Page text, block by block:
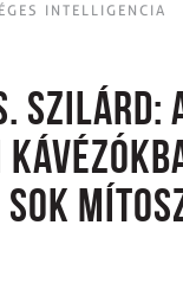
INTELLIGENCIA
Szilárd:
mítosz